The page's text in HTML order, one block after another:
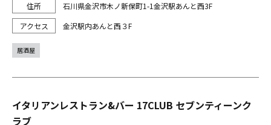
石川県金沢市木ノ新保町1-1金沢駅あんと西3F
金沢駅内あんと西３F
居酒屋
イタリアンレストラン&バー 17CLUB セブンティーンク
ラブ